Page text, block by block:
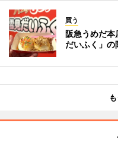
買う
阪急うめだ
だいふく」の